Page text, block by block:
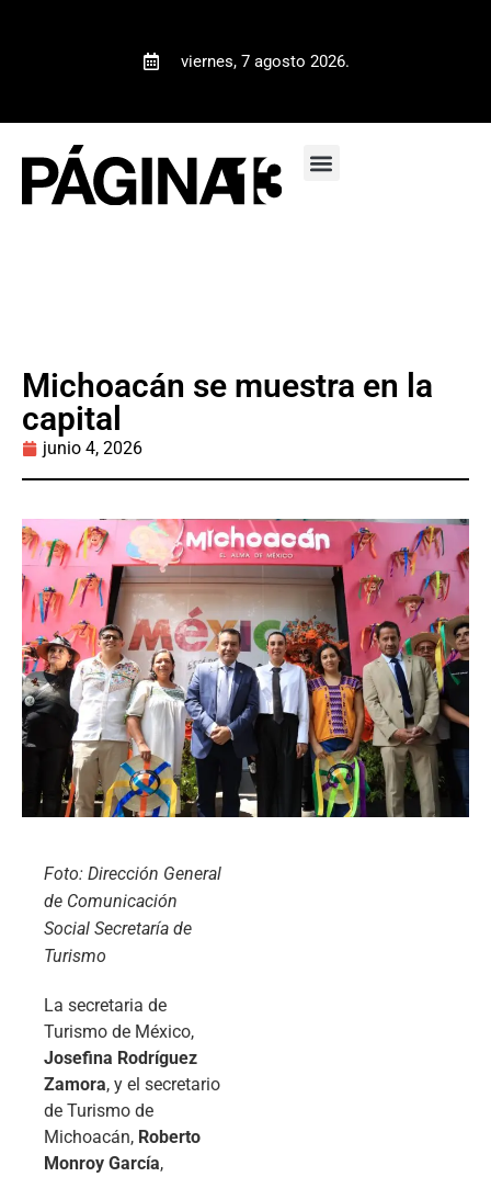
viernes, 7 agosto 2026.
Michoacán se muestra en la
capital
junio 4, 2026
Foto: Dirección General
de Comunicación
Social Secretaría de
Turismo
La secretaria de
Turismo de México,
Josefina Rodríguez
Zamora, y el secretario
de Turismo de
Michoacán, Roberto
Monroy García,